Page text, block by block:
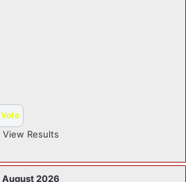
View Results
August 2026